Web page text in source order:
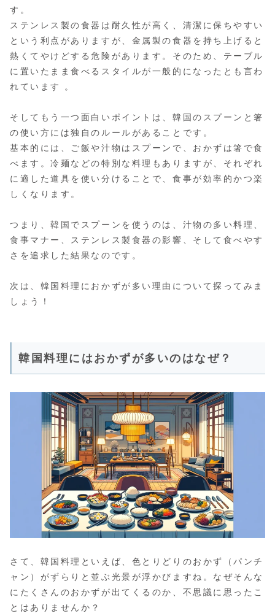
す。
ステンレス製の食器は耐久性が高く、清潔に保ちやすい
という利点がありますが、金属製の食器を持ち上げると
熱くてやけどする危険があります。そのため、テーブル
に置いたまま食べるスタイルが一般的になったとも言わ
れています​ 。
そしてもう一つ面白いポイントは、韓国のスプーンと箸
の使い方には独自のルールがあることです。
基本的には、ご飯や汁物はスプーンで、おかずは箸で食
べます。冷麺などの特別な料理もありますが、それぞれ
に適した道具を使い分けることで、食事が効率的かつ楽
しくなります​​。
つまり、韓国でスプーンを使うのは、汁物の多い料理、
食事マナー、ステンレス製食器の影響、そして食べやす
さを追求した結果なのです。
次は、韓国料理におかずが多い理由について探ってみま
しょう！
韓国料理にはおかずが多いのはなぜ？
さて、韓国料理といえば、色とりどりのおかず（パンチ
ャン）がずらりと並ぶ光景が浮かびますね。なぜそんな
にたくさんのおかずが出てくるのか、不思議に思ったこ
とはありませんか？